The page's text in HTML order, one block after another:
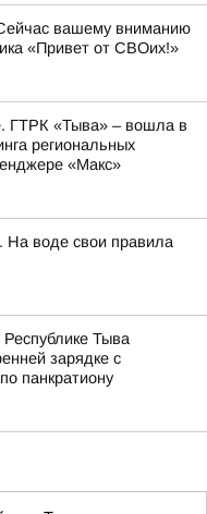
вашему вниманию
«Привет от СВОих!»
ГТРК «Тыва» – вошла в
региональных
«Макс»
На воде свои правила
Тыва
зарядке с
панкратиону